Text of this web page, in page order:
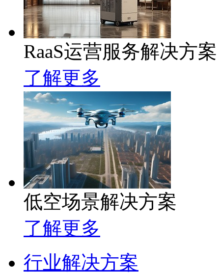
RaaS运营服务解决方案
了解更多
低空场景解决方案
了解更多
行业解决方案